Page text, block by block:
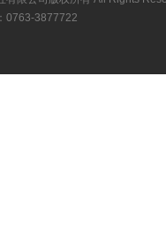
0763-3877722